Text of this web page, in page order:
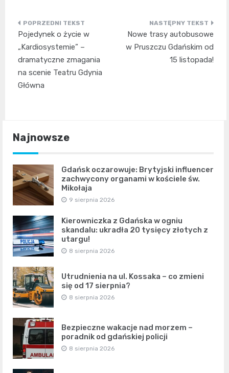
Nawigacja
wpisu
Pojedynek o życie w
„Kardiosystemie” –
dramatyczne zmagania
na scenie Teatru Gdynia
Główna
Nowe trasy autobusowe
w Pruszczu Gdańskim od
15 listopada!
Najnowsze
Gdańsk oczarowuje: Brytyjski influencer
zachwycony organami w kościele św.
Mikołaja
9 sierpnia 2026
Kierowniczka z Gdańska w ogniu
skandalu: ukradła 20 tysięcy złotych z
utargu!
8 sierpnia 2026
Utrudnienia na ul. Kossaka – co zmieni
się od 17 sierpnia?
8 sierpnia 2026
Bezpieczne wakacje nad morzem –
poradnik od gdańskiej policji
8 sierpnia 2026